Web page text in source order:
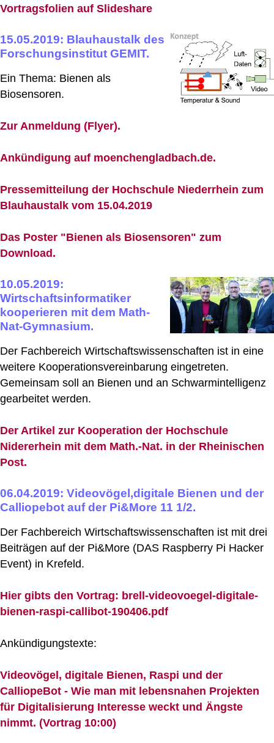
Vortragsfolien auf Slideshare
15.05.2019: Blauhaustalk des
Forschungsinstitut GEMIT.
Ein Thema: Bienen als
Biosensoren.
Zur Anmeldung (Flyer).
Ankündigung auf moenchengladbach.de.
Pressemitteilung der Hochschule Niederrhein zum
Blauhaustalk vom 15.04.2019
Das Poster "Bienen als Biosensoren" zum
Download.
10.05.2019:
Wirtschaftsinformatiker
kooperieren mit dem Math-
Nat-Gymnasium.
Der Fachbereich Wirtschaftswissenschaften ist in eine
weitere Kooperationsvereinbarung eingetreten.
Gemeinsam soll an Bienen und an Schwarmintelligenz
gearbeitet werden.
Der Artikel zur Kooperation der Hochschule
Nidererhein mit dem Math.-Nat. in der Rheinischen
Post.
06.04.2019: Videovögel,digitale Bienen und der
Calliopebot auf der Pi&More 11 1/2.
Der Fachbereich Wirtschaftswissenschaften ist mit drei
Beiträgen auf der Pi&More (DAS Raspberry Pi Hacker
Event) in Krefeld.
Hier gibts den Vortrag: brell-videovoegel-digitale-
bienen-raspi-callibot-190406.pdf
Ankündigungstexte:
Videovögel, digitale Bienen, Raspi und der
CalliopeBot - Wie man mit lebensnahen Projekten
für Digitalisierung Interesse weckt und Ängste
nimmt. (Vortrag 10:00)